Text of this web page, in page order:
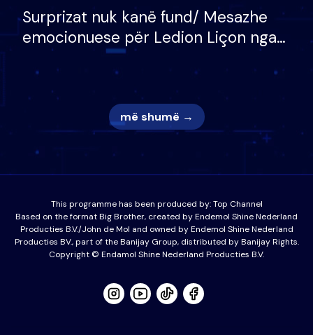
Surprizat nuk kanë fund/ Mesazhe
emocionuese për Ledion Liçon nga
nëna dhe fëmijët e tij, moderatori
nuk i mban dot lotët: Nuk meritoj…
më shumë →
This programme has been produced by:Top Channel
Based on the format Big Brother, created by Endemol Shine Nederland
Producties B.V./John de Mol and owned by Endemol Shine Nederland
Producties BV., part of the Banijay Group, distributed by Banijay Rights.
Copyright © Endamol Shine Nederland Producties B.V.